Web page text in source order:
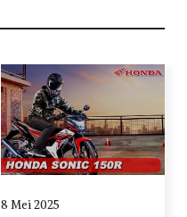
8 Mei 2025